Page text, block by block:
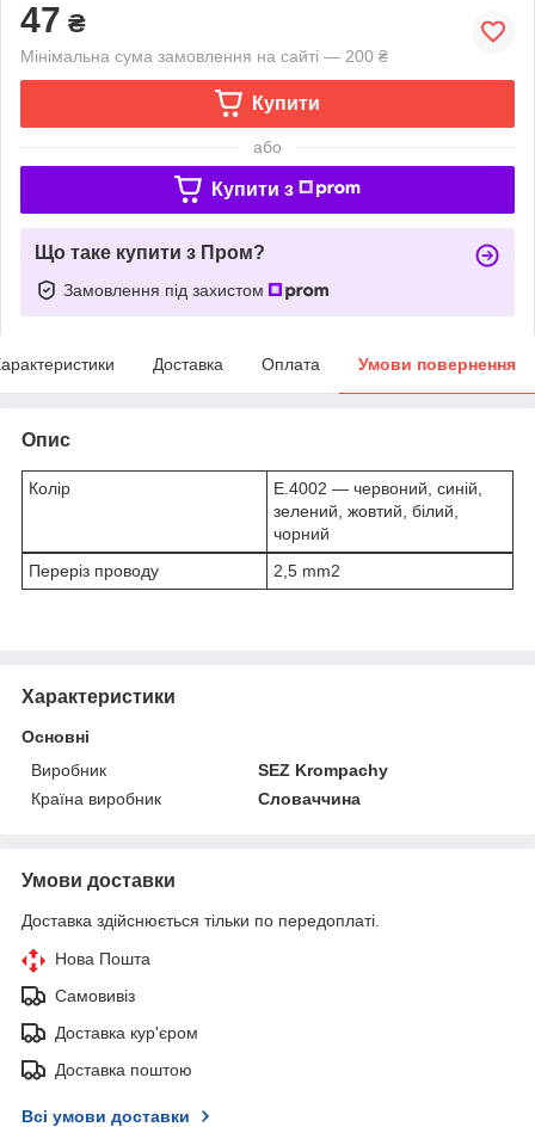
47 ₴
Мінімальна сума замовлення на сайті — 200 ₴
Купити
або
Купити з
Що таке купити з Пром?
Замовлення під захистом
Доставка Оплата Умови повернення
Опис
Колір
E.4002 — червоний, синій,
зелений, жовтий, білий,
чорний
Переріз проводу
2,5 mm2
Характеристики
Основні
Виробник
SEZ Krompachy
Країна виробник
Словаччина
Умови доставки
Доставка здійснюється тільки по передоплаті.
Нова Пошта
Самовивіз
Доставка кур'єром
Доставка поштою
Всі умови доставки